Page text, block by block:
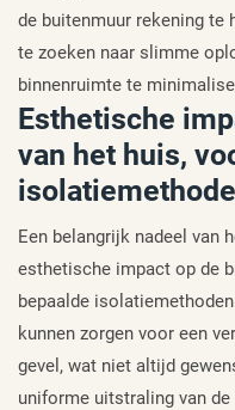
de buitenmuur rekening te
te zoeken naar slimme
binnenruimte te
Esthetische
van het huis,
Een belangrijk nadeel van
esthetische impact op de
bepaalde
kunnen zorgen voor een
gevel, wat niet altijd
uniforme uitstraling van